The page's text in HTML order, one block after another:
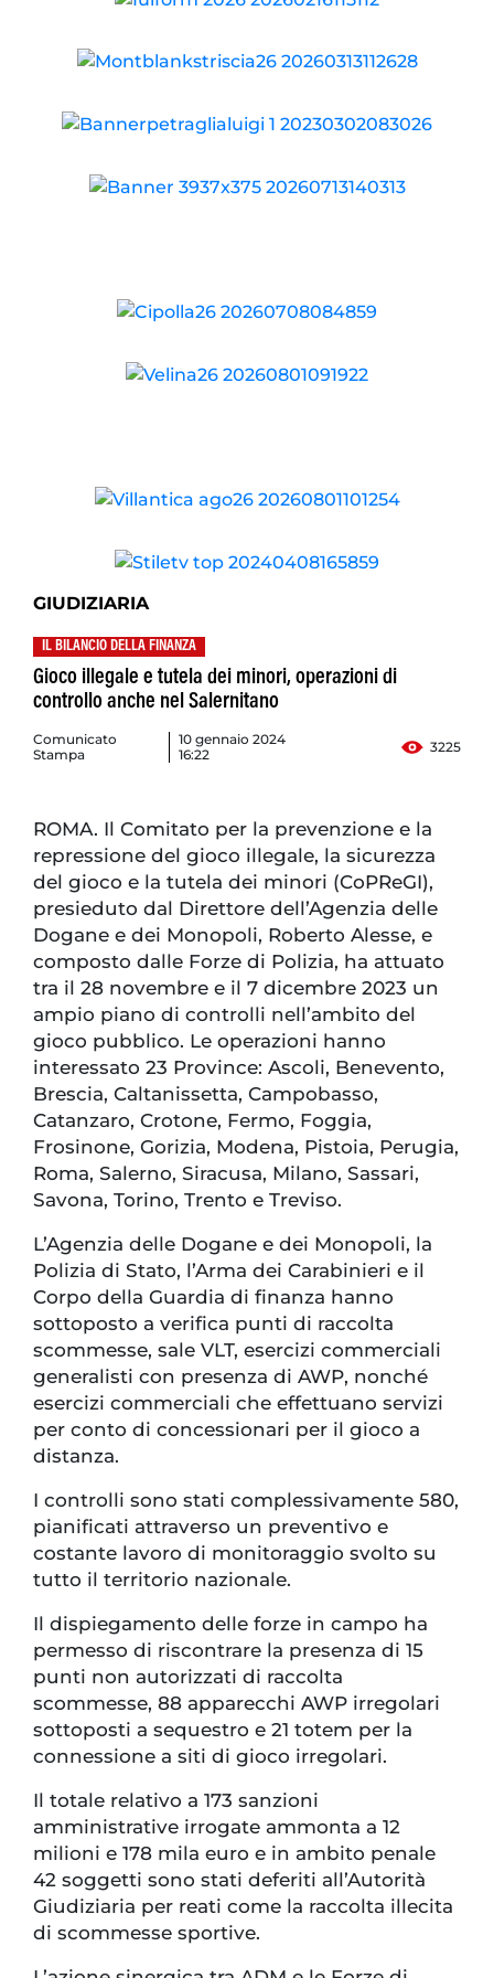
GIUDIZIARIA
IL BILANCIO DELLA FINANZA
Gioco illegale e tutela dei minori, operazioni di
controllo anche nel Salernitano
Comunicato
Stampa
10 gennaio 2024
16:22
3225
ROMA. Il Comitato per la prevenzione e la
repressione del gioco illegale, la sicurezza
del gioco e la tutela dei minori (CoPReGI),
presieduto dal Direttore dell’Agenzia delle
Dogane e dei Monopoli, Roberto Alesse, e
composto dalle Forze di Polizia, ha attuato
tra il 28 novembre e il 7 dicembre 2023 un
ampio piano di controlli nell’ambito del
gioco pubblico. Le operazioni hanno
interessato 23 Province: Ascoli, Benevento,
Brescia, Caltanissetta, Campobasso,
Catanzaro, Crotone, Fermo, Foggia,
Frosinone, Gorizia, Modena, Pistoia, Perugia,
Roma, Salerno, Siracusa, Milano, Sassari,
Savona, Torino, Trento e Treviso.
L’Agenzia delle Dogane e dei Monopoli, la
Polizia di Stato, l’Arma dei Carabinieri e il
Corpo della Guardia di finanza hanno
sottoposto a verifica punti di raccolta
scommesse, sale VLT, esercizi commerciali
generalisti con presenza di AWP, nonché
esercizi commerciali che effettuano servizi
per conto di concessionari per il gioco a
distanza.
I controlli sono stati complessivamente 580,
pianificati attraverso un preventivo e
costante lavoro di monitoraggio svolto su
tutto il territorio nazionale.
Il dispiegamento delle forze in campo ha
permesso di riscontrare la presenza di 15
punti non autorizzati di raccolta
scommesse, 88 apparecchi AWP irregolari
sottoposti a sequestro e 21 totem per la
connessione a siti di gioco irregolari.
Il totale relativo a 173 sanzioni
amministrative irrogate ammonta a 12
milioni e 178 mila euro e in ambito penale
42 soggetti sono stati deferiti all’Autorità
Giudiziaria per reati come la raccolta illecita
di scommesse sportive.